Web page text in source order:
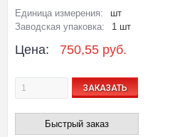
Единица измерения:
шт
Заводская упаковка:
1 шт
Цена: 750,55 руб.
ЗАКАЗАТЬ
Быстрый заказ